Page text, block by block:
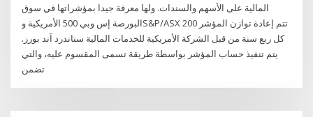
المالية على الأسهم والسندات. ولها معرفة جيدا بمؤشراتها في سوق
البورصة إس وبي 500 الأمريكية وS&P/ASX 200 تتم إعادة توازن المؤشر
كل ربع سنة من قبل الشركة الأمريكية للخدمات المالية ستاندرد آند بورز.
يتم تنفيذ حساب المؤشر بواسطة طريقة تسمى المقسوم عليه، والتي